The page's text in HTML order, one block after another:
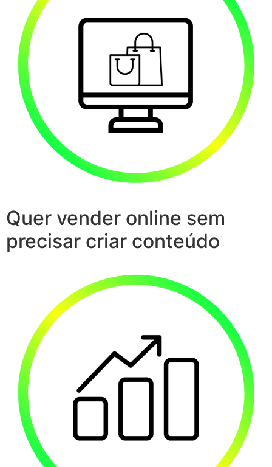
Quer vender online sem
precisar criar conteúdo